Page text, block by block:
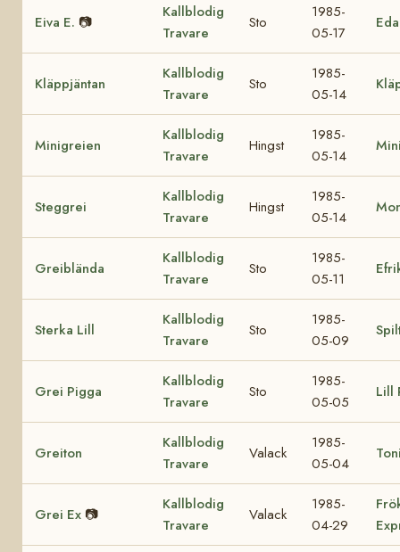
Eiva E. 📷
Kallblodig
Travare
Sto
1985-
05-17
Kläppjäntan
Kallblodig
Travare
Sto
1985-
05-14
Minigreien
Kallblodig
Travare
Hingst
1985-
05-14
Steggrei
Kallblodig
Travare
Hingst
1985-
05-14
Greiblända
Kallblodig
Travare
Sto
1985-
05-11
Sterka Lill
Kallblodig
Travare
Sto
1985-
05-09
Grei Pigga
Kallblodig
Travare
Sto
1985-
05-05
Lill
Greiton
Kallblodig
Travare
Valack
1985-
05-04
Grei Ex 📷
Kallblodig
Travare
Valack
1985-
04-29